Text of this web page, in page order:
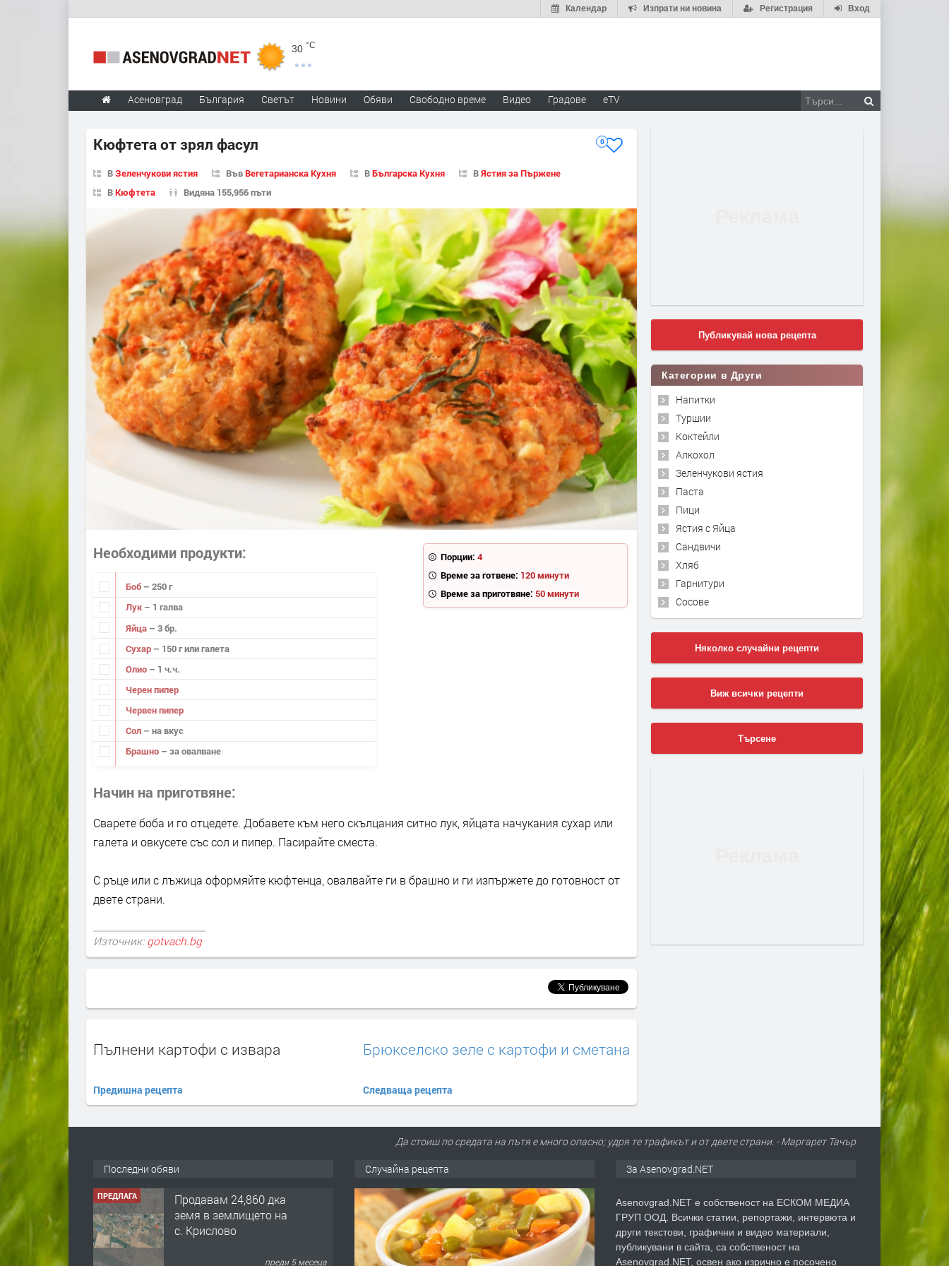
Вход
Регистрация
Изпрати ни новина
Календар
30 °C
Асеновград България Светът Новини Обяви Свободно време Видео Градове eTV
Кюфтета от зрял фасул 0
ВЗеленчукови ястия ВъвВегетарианска Кухня ВБългарска Кухня ВЯстия за Пържене
ВКюфтета Видяна 155,956 пъти
Порции: 4
Време за готвене: 120 минути
Време за приготвяне: 50 минути
Необходими продукти
Боб – 250 г
Лук – 1 галва
Яйца – 3 бр.
Сухар – 150 г или галета
Олио – 1 ч.ч.
Черен пипер
Червен пипер
Сол – на вкус
Брашно – за овалване
Начин на приготвяне
Сварете боба и го отцедете. Добавете към него скълцания ситно лук, яйцата начукания сухар или
галета и овкусете със сол и пипер. Пасирайте сместа.
С ръце или с лъжица оформяйте кюфтенца, овалвайте ги в брашно и ги изпържете до готовност от
двете страни.
Източник: gotvach.bg
Пълнени картофи с извара
Предишна рецепта
Брюкселско зеле с картофи и сметана
Следваща рецепта
Публикувай нова рецепта
Категории в Други
Напитки
Туршии
Коктейли
Алкохол
Зеленчукови ястия
Паста
Пици
Ястия с Яйца
Сандвичи
Хляб
Гарнитури
Сосове
Няколко случайни рецепти
Виж всички рецепти
Търсене
Да стоиш по средата на пътя е много опасно; удря те трафикът и от двете страни. - Маргарет Тачър
Последни обяви
ПРЕДЛАГА
Продавам 24,860 дка
земя в землището на
с. Крислово
преди 5 месеца
Случайна рецепта За Asenovgrad.NET
Asenovgrad.NET е собственост на ЕСКОМ МЕДИА
ГРУП ООД. Всички статии, репортажи, интервюта и
други текстови, графични и видео материали,
публикувани в сайта, са собственост на
Asenovgrad.NET, освен ако изрично е посочено